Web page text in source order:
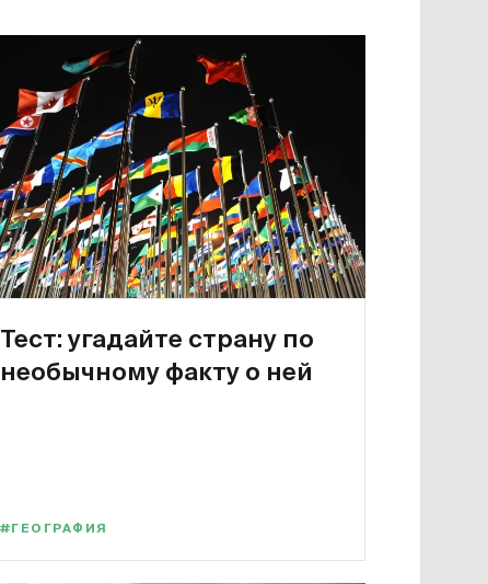
Тест: угадайте страну по
необычному факту о ней
#ГЕОГРАФИЯ